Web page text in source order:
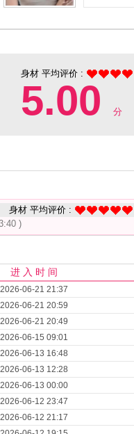
身材 平均评价 :
5.00 分
身材 平均评价 :
)
进 入 时 间
2026-06-21 21:37
2026-06-21 20:59
2026-06-21 20:49
2026-06-15 09:01
2026-06-13 16:48
2026-06-13 12:28
2026-06-13 00:00
2026-06-12 23:47
2026-06-12 21:17